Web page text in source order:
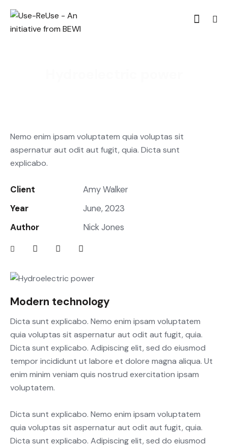
Nemo enim ipsam voluptatem quia voluptas sit
aspernatur aut odit aut fugit, quia. Dicta sunt
explicabo.
Client
Amy Walker
Year
June, 2023
Author
Nick Jones
Modern technology
Dicta sunt explicabo. Nemo enim ipsam voluptatem
quia voluptas sit aspernatur aut odit aut fugit, quia.
Dicta sunt explicabo. Adipiscing elit, sed do eiusmod
tempor incididunt ut labore et dolore magna aliqua. Ut
enim minim veniam quis nostrud exercitation ipsam
voluptatem.
Dicta sunt explicabo. Nemo enim ipsam voluptatem
quia voluptas sit aspernatur aut odit aut fugit, quia.
Dicta sunt explicabo. Adipiscing elit, sed do eiusmod